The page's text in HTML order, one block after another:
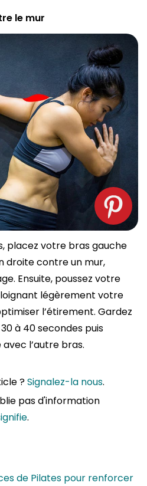
le mur
placez votre bras gauche
droite contre un mur,
Ensuite, poussez votre
légèrement votre
l’étirement. Gardez
à 40 secondes puis
l’autre bras.
?Signalez-la nous.
pas d'information
.
de Pilates pour renforcer